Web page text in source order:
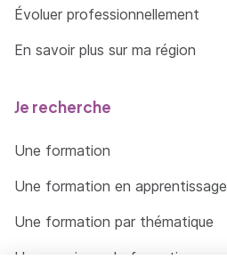
Évoluer professionnellement
En savoir plus sur ma région
Je recherche
Une formation
Une formation en apprentissage
Une formation par thématique